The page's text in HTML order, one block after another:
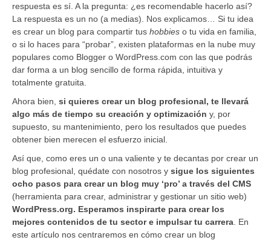
respuesta es sí. A la pregunta: ¿es recomendable hacerlo así?
La respuesta es un no (a medias). Nos explicamos… Si tu idea
es crear un blog para compartir tus hobbies o tu vida en familia,
o si lo haces para “probar”, existen plataformas en la nube muy
populares como Blogger o WordPress.com con las que podrás
dar forma a un blog sencillo de forma rápida, intuitiva y
totalmente gratuita.
Ahora bien, si quieres crear un blog profesional, te llevará
algo más de tiempo su creación y optimización y, por
supuesto, su mantenimiento, pero los resultados que puedes
obtener bien merecen el esfuerzo inicial.
Así que, como eres un o una valiente y te decantas por crear un
blog profesional, quédate con nosotros y sigue los siguientes
ocho pasos para crear un blog muy ‘pro’ a través del CMS
(herramienta para crear, administrar y gestionar un sitio web)
WordPress.org. Esperamos inspirarte para crear los
mejores contenidos de tu sector e impulsar tu carrera . En
este artículo nos centraremos en cómo crear un blog